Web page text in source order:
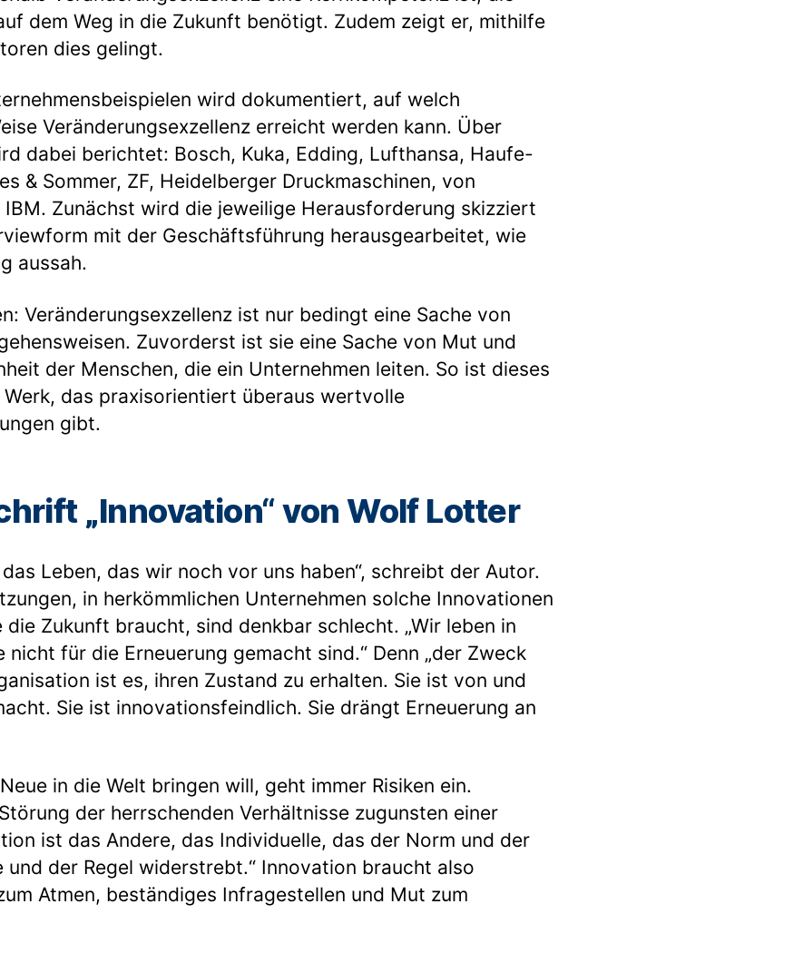
dem Weg in die Zukunft benötigt. Zudem zeigt er, mithilfe
dies gelingt.
wird dokumentiert, auf welch
Veränderungsexzellenz erreicht werden kann. Über
dabei berichtet: Bosch, Kuka, Edding, Lufthansa, Haufe-
& Sommer, ZF, Heidelberger Druckmaschinen, von
Zunächst wird die jeweilige Herausforderung skizziert
mit der Geschäftsführung herausgearbeitet, wie
aussah.
Veränderungsexzellenz ist nur bedingt eine Sache von
Zuvorderst ist sie eine Sache von Mut und
der Menschen, die ein Unternehmen leiten. So ist dieses
das praxisorientiert überaus wertvolle
gibt.
„Innovation“ von Wolf Lotter
Leben, das wir noch vor uns haben“, schreibt der Autor.
in herkömmlichen Unternehmen solche Innovationen
die Zukunft braucht, sind denkbar schlecht. „Wir leben in
nicht für die Erneuerung gemacht sind.“ Denn „der Zweck
ist es, ihren Zustand zu erhalten. Sie ist von und
Sie ist innovationsfeindlich. Sie drängt Erneuerung an
in die Welt bringen will, geht immer Risiken ein.
der herrschenden Verhältnisse zugunsten einer
ist das Andere, das Individuelle, das der Norm und der
und der Regel widerstrebt.“ Innovation braucht also
Atmen, beständiges Infragestellen und Mut zum